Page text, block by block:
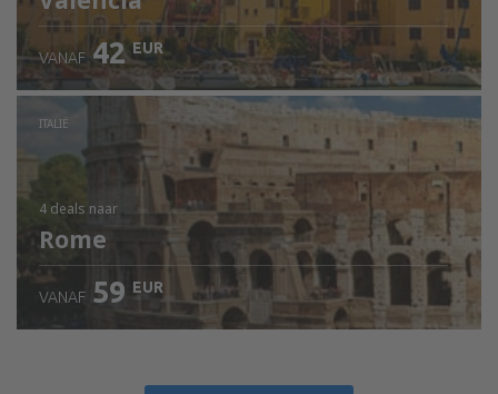
VANAF 42 EUR
ITALIË
4 deals naar
Rome
VANAF 59 EUR